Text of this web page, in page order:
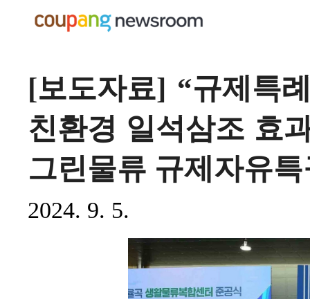
[보도자료] “규제특
친환경 일석삼조 효
그린물류 규제자유
2024. 9. 5.